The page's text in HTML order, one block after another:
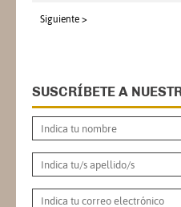
Siguiente >
SUSCRÍBETE A